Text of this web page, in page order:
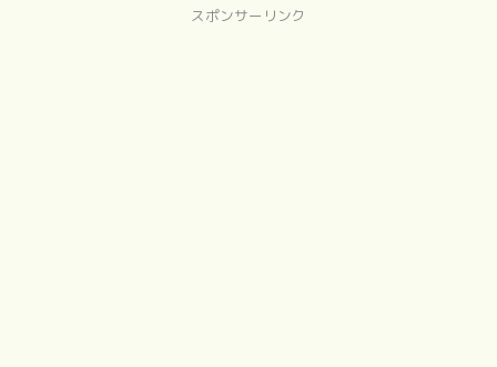
スポンサーリンク